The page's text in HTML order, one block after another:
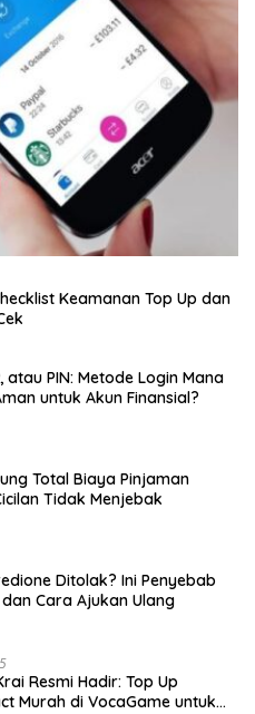
Keamanan Top Up dan
atau PIN: Metode Login Mana
untuk Akun Finansial?
Total Biaya Pinjaman
Tidak Menjebak
Ditolak? Ini Penyebab
Cara Ajukan Ulang
Resmi Hadir: Top Up
Murah di VocaGame untuk